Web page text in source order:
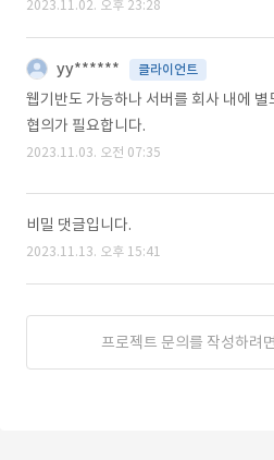
2023.11.02. 오후 23:28
yy****** 클라이언트
웹기반도 가능하나 서버를 회사 내에
협의가 필요합니다.
2023.11.03. 오전 07:35
비밀 댓글입니다.
2023.11.13. 오후 15:41
프로젝트 문의를 작성하려면